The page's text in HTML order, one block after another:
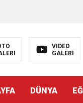
VIDEO
GALERI
DÜNYA
kalmasın” çağrısı 500
FARKI